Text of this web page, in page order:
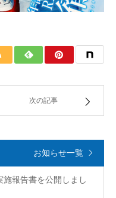
次の記事
お知らせ一覧
報告書を公開しまし